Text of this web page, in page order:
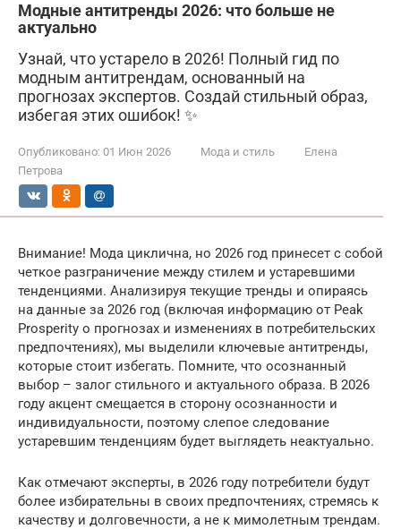
Модные антитренды 2026: что больше не
актуально
Узнай, что устарело в 2026! Полный гид по
модным антитрендам, основанный на
прогнозах экспертов. Создай стильный образ,
избегая этих ошибок! ✨
Опубликовано: 01 Июн 2026 Мода и стиль
Елена
Петрова
Внимание! Мода циклична, но 2026 год принесет с собой
четкое разграничение между стилем и устаревшими
тенденциями. Анализируя текущие тренды и опираясь
на данные за 2026 год (включая информацию от Peak
Prosperity о прогнозах и изменениях в потребительских
предпочтениях), мы выделили ключевые антитренды,
которые стоит избегать. Помните, что осознанный
выбор – залог стильного и актуального образа. В 2026
году акцент смещается в сторону осознанности и
индивидуальности, поэтому слепое следование
устаревшим тенденциям будет выглядеть неактуально.
Как отмечают эксперты, в 2026 году потребители будут
более избирательны в своих предпочтениях, стремясь к
качеству и долговечности, а не к мимолетным трендам.